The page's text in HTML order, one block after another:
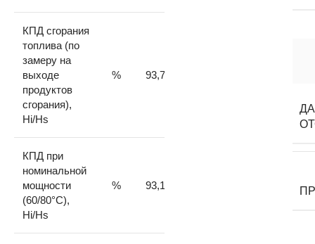
КПД сгорания
топлива (по
замеру на
выходе
продуктов
сгорания),
Hi/Hs
% 93,7
КПД при
номинальной
мощности
(60/80°С),
Hi/Hs
% 93,1/83,8